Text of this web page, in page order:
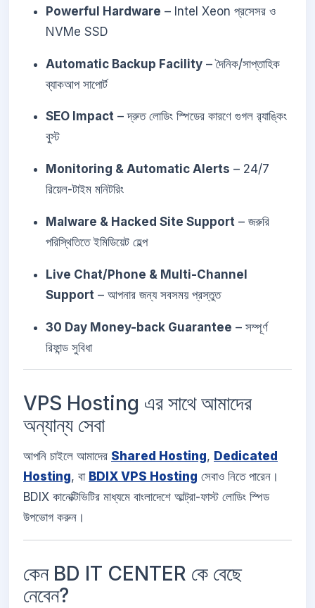
Powerful Hardware – Intel Xeon প্রসেসর ও
NVMe SSD
Automatic Backup Facility – দৈনিক/সাপ্তাহিক
ব্যাকআপ সাপোর্ট
SEO Impact – দ্রুত লোডিং স্পিডের কারণে গুগল র‍্যাঙ্কিং
বুস্ট
Monitoring & Automatic Alerts – 24/7
রিয়েল-টাইম মনিটরিং
Malware & Hacked Site Support – জরুরি
পরিস্থিতিতে ইমিডিয়েট হেল্প
Live Chat/Phone & Multi-Channel
Support – আপনার জন্য সবসময় প্রস্তুত
30 Day Money-back Guarantee – সম্পূর্ণ
রিফান্ড সুবিধা
VPS Hosting এর সাথে আমাদের
অন্যান্য সেবা
আপনি চাইলে আমাদের Shared Hosting, Dedicated
Hosting, বা BDIX VPS Hosting সেবাও নিতে পারেন।
BDIX কানেক্টিভিটির মাধ্যমে বাংলাদেশে আল্ট্রা-ফাস্ট লোডিং স্পিড
উপভোগ করুন।
কেন BD IT CENTER কে বেছে
নেবেন?